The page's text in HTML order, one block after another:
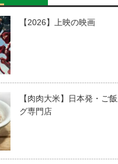
【2026】上映の映画
【肉肉大米】日本発・ご
グ専門店